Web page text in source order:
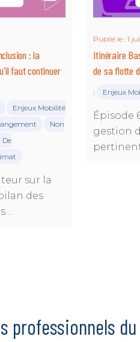
: la
faut continuer
Enjeux Mobilité
Non
De
sur la
des
Publié le : 1
Itinéraire
de sa flotte
| Enjeux
Épisode
gestion
professionnels